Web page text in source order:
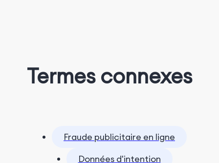
Termes connexes
Fraude publicitaire en ligne
Données d'intention